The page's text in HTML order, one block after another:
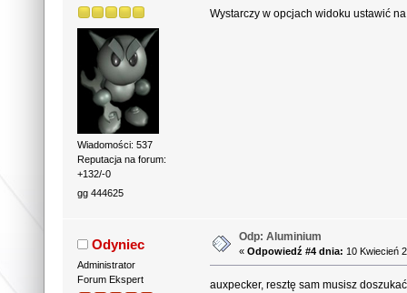
Wiadomości: 537
Reputacja na forum:
+132/-0
gg 444625
Wystarczy w opcjach widoku ustawić
Odyniec
Administrator
Forum Ekspert
Odp: Aluminium
«Odpowiedź #4 dnia: 10 Kwiecień
auxpecker, resztę sam musisz doszukać